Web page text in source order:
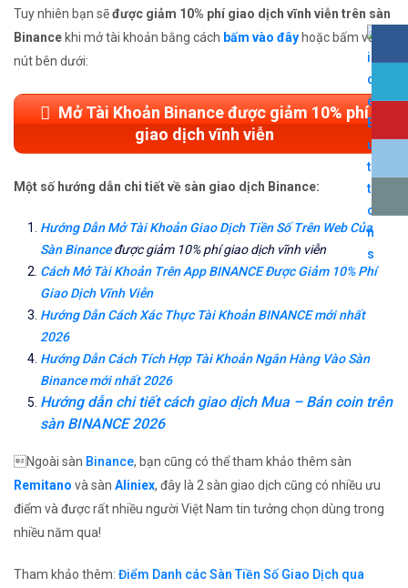
Tuy nhiên bạn sẽđược giảm 10% phí giao dịch vĩnh viễn trên sàn
Binance khi mở tài khoản bằng cách bấm vào đây hoặc bấm vào
nút bên dưới:
Mở Tài Khoản Binance được giảm 10% phí
giao dịch vĩnh viễn
Một số hướng dẫn chi tiết về sàn giao dịch Binance:
Hướng Dẫn Mở Tài Khoản Giao Dịch Tiền Số Trên Web Của
Sàn Binanceđược giảm 10% phí giao dịch vĩnh viễn
Cách Mở Tài Khoản Trên App BINANCE Được Giảm 10% Phí
Giao Dịch Vĩnh Viễn
Hướng Dẫn Cách Xác Thực Tài Khoản BINANCE mới nhất
2026
Hướng Dẫn Cách Tích Hợp Tài Khoản Ngân Hàng Vào Sàn
Binance mới nhất 2026
Hướng dẫn chi tiết cách giao dịch Mua – Bán coin trên
sàn BINANCE 2026
Ngoài sàn Binance, bạn cũng có thể tham khảo thêm sàn
Remitano và sàn Aliniex, đây là 2 sàn giao dịch cũng có nhiều ưu
điểm và được rất nhiều người Việt Nam tin tưởng chọn dùng trong
nhiều năm qua!
Tham khảo thêm: Điểm Danh các Sàn Tiền Số Giao Dịch qua